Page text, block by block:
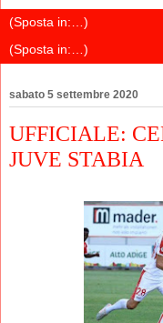
sabato 5 settembre 2020
UFFICIALE:
JUVE STABIA